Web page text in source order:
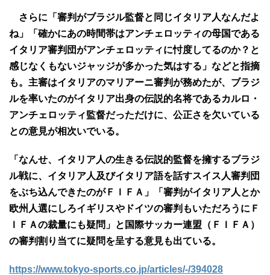
さらに「審判がブラジル監督と同じイタリア人なんだよ
ね」「確かにあの時間帯はアンチェロッティの母国である
イタリア審判団がアンチェロッティに忖度してるのか？と
感じなくもないジャッジが多かった気はする」などと指摘
も。主審はイタリアのマリアーニ審判が務めたが、ブラジ
ルを率いたのがイタリア出身の伝説的名将であるカルロ・
アンチェロッティ監督だっただけに、公正さを欠いている
との意見が相次いでいる。
「なんせ、イタリア人の生きる伝説的監督を擁するブラジ
ル戦に、イタリア人及びイタリア語を話すスイス人審判団
をぶち込んできたのがＦＩＦＡ」「審判がイタリア人とか
欧州人選にしろイギリスやドイツの審判もいただろうにＦ
ＩＦＡの裁量にも疑問」と国際サッカー連盟（ＦＩＦＡ）
の審判割り当てに疑問を呈する意見も出ている。
https://www.tokyo-sports.co.jp/articles/-/394028